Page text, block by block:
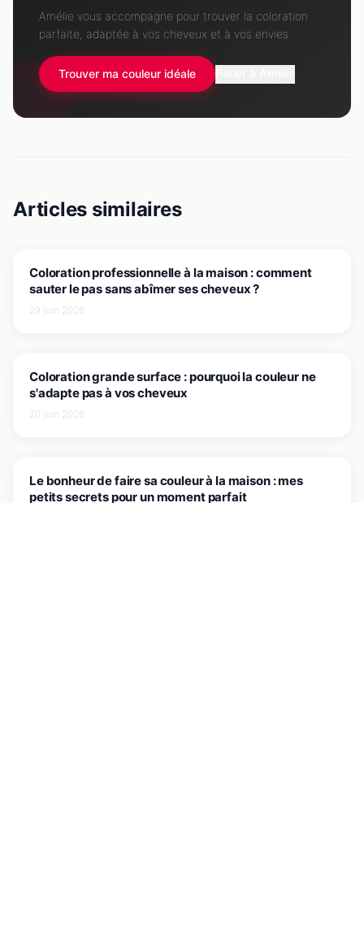
Amélie vous accompagne pour trouver la coloration
parfaite, adaptée à vos cheveux et à vos envies.
Trouver ma couleur idéale
Articles similaires
J'EXPLORE LES ASTUCES
Coloration professionnelle à la maison : comment
sauter le pas sans abîmer ses cheveux ?
29 juin 2026
J'EXPLORE LES ASTUCES
Coloration grande surface : pourquoi la couleur ne
s'adapte pas à vos cheveux
20 juin 2026
J'EXPLORE LES ASTUCES
Le bonheur de faire sa couleur à la maison : mes
petits secrets pour un moment parfait